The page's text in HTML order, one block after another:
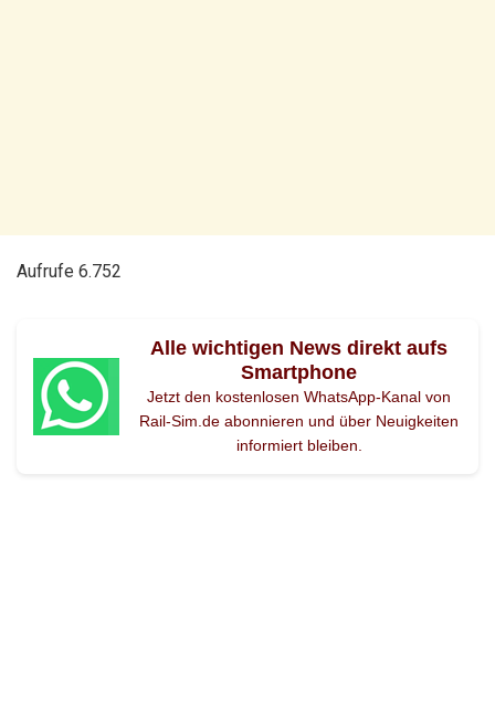
Aufrufe 6.752
Alle wichtigen News direkt aufs
Smartphone
Jetzt den kostenlosen WhatsApp-Kanal von
Rail-Sim.de abonnieren und über Neuigkeiten
informiert bleiben.